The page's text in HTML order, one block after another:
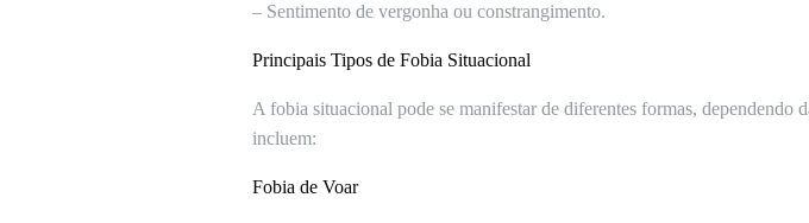
– Sentimento de vergonha ou constrangimento.
Principais Tipos de Fobia Situacional
A fobia situacional pode se manifestar de diferentes formas,
incluem:
Fobia de Voar